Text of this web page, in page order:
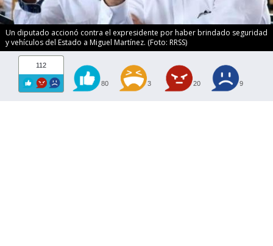
Un diputado accionó contra el expresidente por haber brindado seguridad
y vehículos del Estado a Miguel Martínez. (Foto: RRSS)
112
80 3 20 9